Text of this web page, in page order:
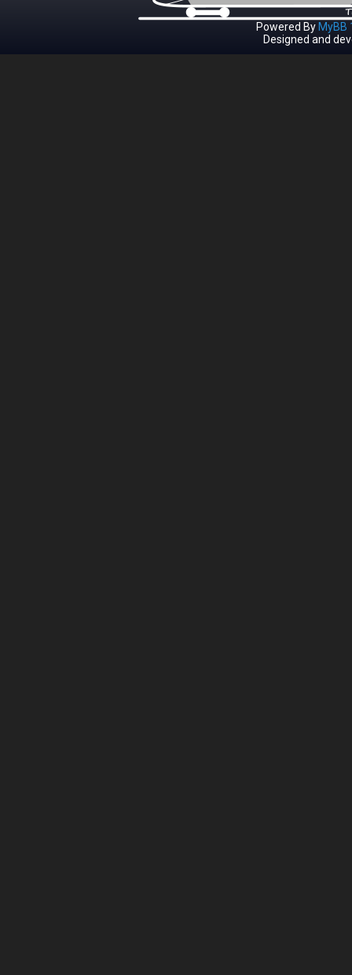
Powered By MyBB
Designed and